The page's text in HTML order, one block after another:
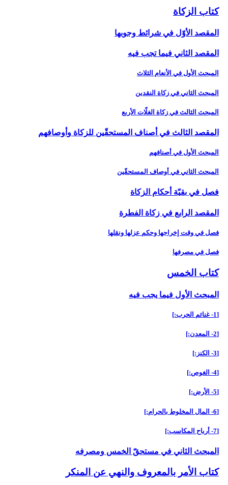
كتاب الزكاة
المقصد الأوّل ‏في شرائط وجوبها
المقصد الثاني فيما تجب فيه‏
المبحث الأول في الأنعام الثلاث
المبحث الثاني في زكاة النقدين‏
المبحث الثالث في زكاة الغلّات الأربع
المقصد الثالث في أصناف المستحقّين للزكاة وأوصافهم‏
المبحث الأول في أصنافهم
المبحث الثاني في أوصاف المستحقّين
فصل في بقيّة أحكام الزكاة
المقصد الرابع في زكاة الفطرة
فصل في وقت إخراجها وحكم عزلها ونقلها
فصل في مصرفها
كتاب الخمس‏
المبحث الأول فيما يجب فيه‏
[1- غنائم الحرب:]
[2- المعدن:]
[3- الكنز:]
[4- الغوص:]
[5- الأرض:]
[6- المال المخلوط بالحرام:]
[7- أرباح المكاسب:]
المبحث الثاني في مستحقّ الخمس ومصرفه‏
كتاب الأمر بالمعروف والنهي عن المنكر